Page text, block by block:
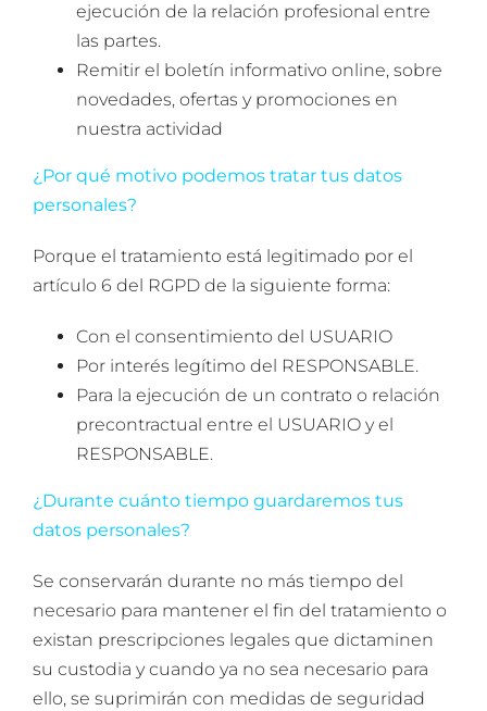
ejecución de la relación profesional entre
las partes.
Remitir el boletín informativo online, sobre
novedades, ofertas y promociones en
nuestra actividad
¿Por qué motivo podemos tratar tus datos
personales?
Porque el tratamiento está legitimado por el
artículo 6 del RGPD de la siguiente forma:
Con el consentimiento del USUARIO
Por interés legítimo del RESPONSABLE.
Para la ejecución de un contrato o relación
precontractual entre el USUARIO y el
RESPONSABLE.
¿Durante cuánto tiempo guardaremos tus
datos personales?
Se conservarán durante no más tiempo del
necesario para mantener el fin del tratamiento o
existan prescripciones legales que dictaminen
su custodia y cuando ya no sea necesario para
ello, se suprimirán con medidas de seguridad